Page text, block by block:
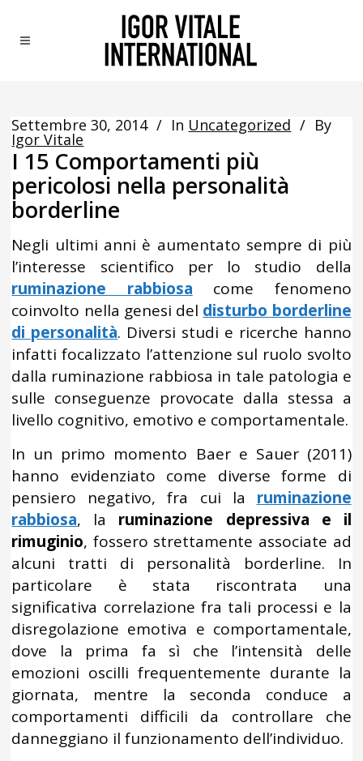
Settembre 30, 2014 In Uncategorized By
Igor Vitale
I 15 Comportamenti più
pericolosi nella personalità
borderline
Negli ultimi anni è aumentato sempre di più
l’interesse scientifico per lo studio della
ruminazione rabbiosa come fenomeno
coinvolto nella genesi del disturbo borderline
di personalità. Diversi studi e ricerche hanno
infatti focalizzato l’attenzione sul ruolo svolto
dalla ruminazione rabbiosa in tale patologia e
sulle conseguenze provocate dalla stessa a
livello cognitivo, emotivo e comportamentale.
In un primo momento Baer e Sauer (2011)
hanno evidenziato come diverse forme di
pensiero negativo, fra cui la ruminazione
rabbiosa, la ruminazione depressiva e il
rimuginio, fossero strettamente associate ad
alcuni tratti di personalità borderline. In
particolare è stata riscontrata una
significativa correlazione fra tali processi e la
disregolazione emotiva e comportamentale,
dove la prima fa sì che l’intensità delle
emozioni oscilli frequentemente durante la
giornata, mentre la seconda conduce a
comportamenti difficili da controllare che
danneggiano il funzionamento dell’individuo.